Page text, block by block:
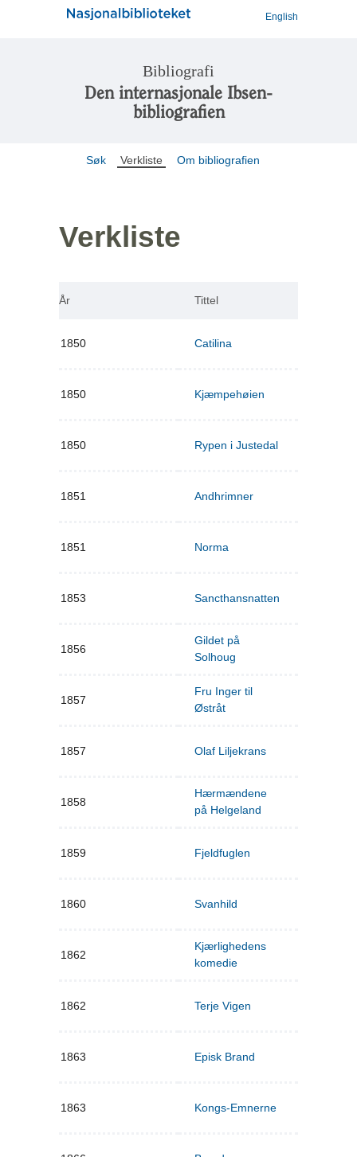
English
Bibliografi
Den internasjonale Ibsen-
bibliografien
Søk Verkliste Om bibliografien
Verkliste
År Tittel
1850 Catilina
1850 Kjæmpehøien
1850 Rypen i Justedal
1851 Andhrimner
1851 Norma
1853 Sancthansnatten
1856
Gildet på
Solhoug
1857
Fru Inger til
Østråt
1857 Olaf Liljekrans
1858
Hærmændene
på Helgeland
1859 Fjeldfuglen
1860 Svanhild
1862
Kjærlighedens
komedie
1862 Terje Vigen
1863 Episk Brand
1863 Kongs-Emnerne